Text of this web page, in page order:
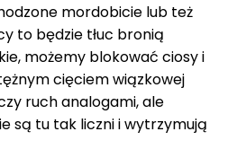
mordobicie lub też
to będzie tłuc bronią
możemy blokować ciosy i
cięciem wiązkowej
ruch analogami, ale
są tu tak liczni i wytrzymują